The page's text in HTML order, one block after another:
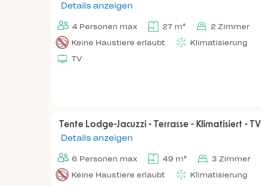
Details anzeigen
4 Personen max 27 m²
2 Zimmer
Keine Haustiere erlaubt
Klimatisierung
TV
Tente Lodge-Jacuzzi - Terrasse - Klimatisiert - TV
Details anzeigen
6 Personen max 49 m²
3 Zimmer
Keine Haustiere erlaubt
Klimatisierung